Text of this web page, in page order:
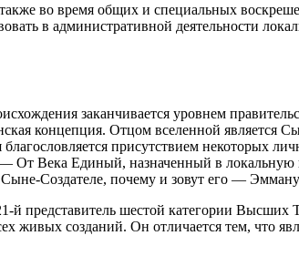
во время общих и специальных
в административной деятельности
заканчивается уровнем
концепция. Отцом вселенной
благословляется присутствием некоторых
Века Единый, назначенный в локальную
Создателе, почему и зовут его —
представитель шестой категории
живых созданий. Он отличается тем, что